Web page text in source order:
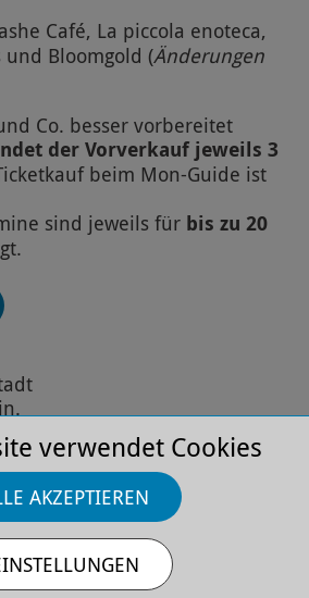
Café, La piccola enoteca,
und Bloomgold (Änderungen
Co. besser vorbereitet
der Vorverkauf jeweils 3
beim Mon-Guide ist
sind jeweils für bis zu 20
verwendet Cookies
AKZEPTIEREN